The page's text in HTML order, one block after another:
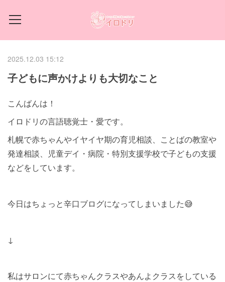
2025.12.03 15:12
子どもに声かけよりも大切なこと
こんばんは！
イロドリの言語聴覚士・愛です。
札幌で赤ちゃんやイヤイヤ期の育児相談、ことばの教室や
発達相談、児童デイ・病院・特別支援学校で子どもの支援
などをしています。
今日はちょっと辛口ブログになってしまいました😅
↓
私はサロンにて赤ちゃんクラスやあんよクラスをしている